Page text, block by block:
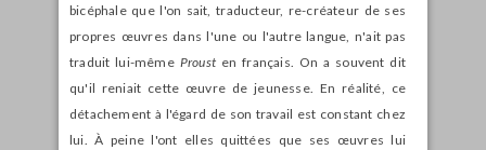
bicéphale que l'on sait, traducteur, re-créateur de ses
propres œuvres dans l'une ou l'autre langue, n'ait pas
traduit lui-même Prousten français. On a souvent dit
qu'il reniait cette œuvre de jeunesse. En réalité, ce
détachement à l'égard de son travail est constant chez
lui. À peine l'ont elles quittées que ses œuvres lui